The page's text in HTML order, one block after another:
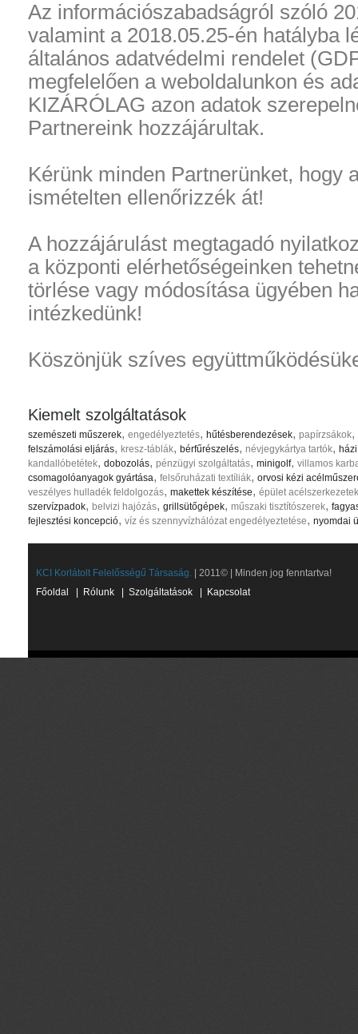
Az információszabadságról szóló
valamint a 2018.05.25-én hatályba
általános adatvédelmi rendelet
megfelelően a weboldalunkon és
KIZÁRÓLAG azon adatok
Partnereink hozzájárultak.
Kérünk minden Partnerünket, hogy
ismételten ellenőrizzék át!
A hozzájárulást megtagadó
a központi elérhetőségeinken
törlése vagy módosítása ügyében
intézkedünk!
Köszönjük szíves
Kiemelt szolgáltatások
szemészeti műszerek, engedélyeztetés, hűtésberendezések, papírzsákok,
felszámolási eljárás, kresz-táblák, bérfűrészelés, névjegykártya tartók,
kandallóbetétek, dobozolás, pénzügyi szolgáltatás, minigolf, villamos
csomagolóanyagok gyártása, felsőruházati textíliák, orvosi kézi
veszélyes hulladék feldolgozás, makettek készítése, épület acélszerkezetek
szervízpadok, belvizi hajózás, grillsütőgépek, műszaki tisztítószerek,
fejlesztési koncepció, víz és szennyvízhálózat engedélyeztetése, nyomdai
KCI Korlátolt Felelősségű Társaság. | 2011© | Minden jog fenntartva!
Főoldal
Rólunk Szolgáltatások Kapcsolat